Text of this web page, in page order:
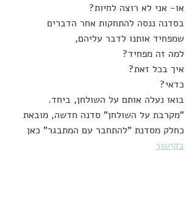
או- אני לא רוצה לחיות?
בסדנה ננסה להתחקות אחר הדברים
שמפחיד אותנו לדבר עליהם,
למה זה מפחיד?
איך בכל זאת?
כדאי?
בואו נעלה אותם על השולחן, ביחד.
"מקרבת על השולחן" סדנה חדשה, מובאת
כחלק מסדנת "להתחבר עם המתבגר" כאן
בקישור